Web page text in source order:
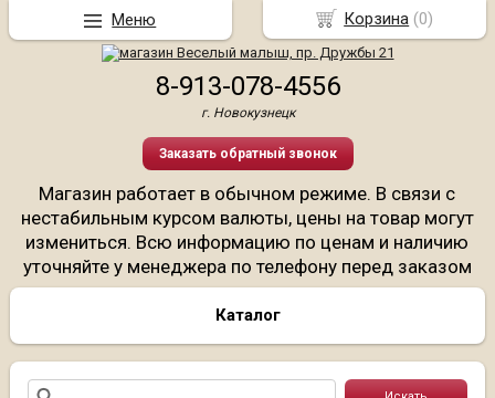
8-913-078-4556
г. Новокузнецк
Заказать обратный звонок
Магазин работает в обычном режиме. В связи с
нестабильным курсом валюты, цены на товар могут
измениться. Всю информацию по ценам и наличию
уточняйте у менеджера по телефону перед заказом
Каталог
Корзина (0)
Меню